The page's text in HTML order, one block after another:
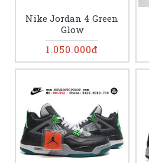
Nike Jordan 4 Green
Glow
1.050.000đ